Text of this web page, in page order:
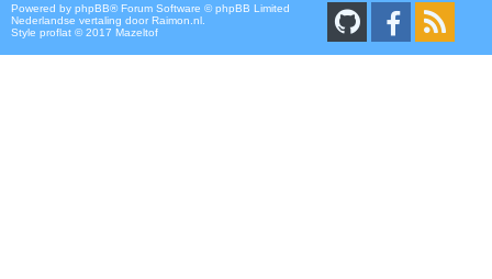
Powered by phpBB® Forum Software © phpBB Limited
Nederlandse vertaling door Raimon.nl
Style proflat © 2017 Mazeltof